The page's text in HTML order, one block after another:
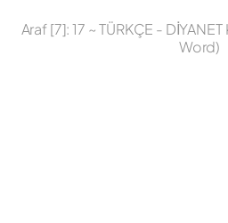
Ali Bulaç
Araf [7]: 17 ~ TÜRKÇE -
Word)